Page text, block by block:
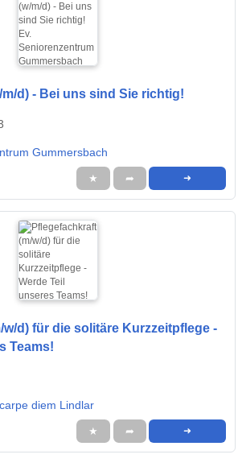
d) - Bei uns sind Sie richtig!
Gummersbach
★ ➦ ➜
w/d) für die solitäre Kurzzeitpflege -
Teams!
diem Lindlar
★ ➦ ➜